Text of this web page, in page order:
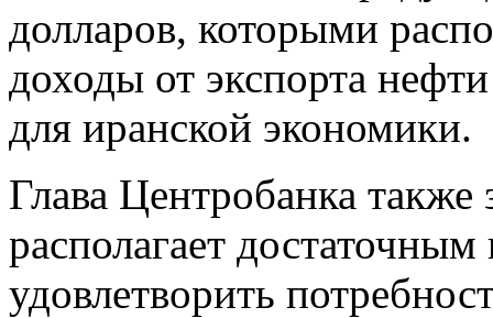
долларов, которыми
доходы от экспорта
для иранской экономики.
Глава Центробанка также
располагает
удовлетворить